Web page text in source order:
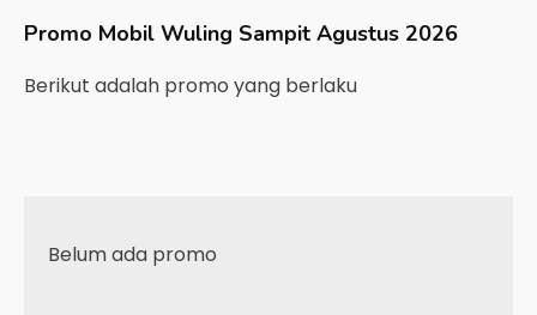
Promo Mobil Wuling Sampit Agustus 2026
Berikut adalah promo yang berlaku
Belum ada promo